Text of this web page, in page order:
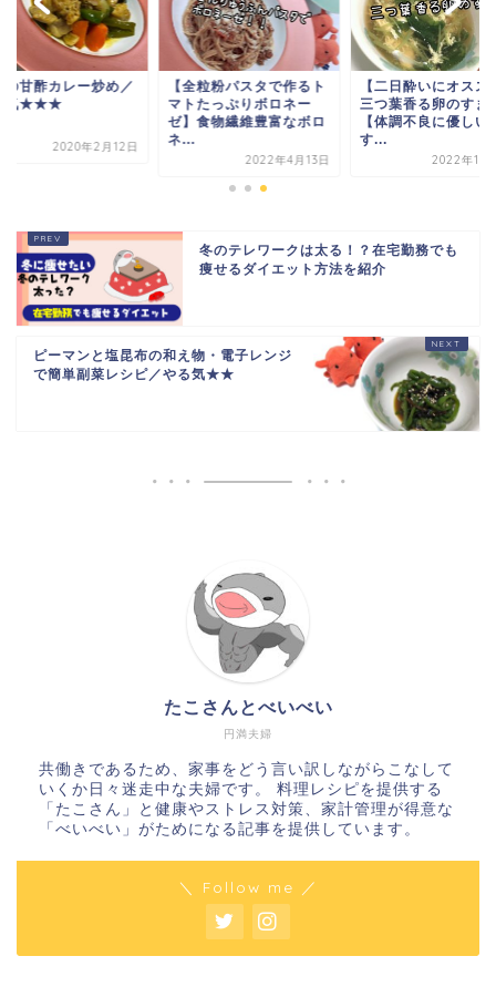
の甘酢カレー炒め／
気★★★
2020年2月12日
【全粒粉パスタで作るト
マトたっぷりボロネー
ゼ】食物繊維豊富なボロ
ネ...
2022年4月13日
【二日酔いにオスス
三つ葉香る卵のすま
【体調不良に優しい
す...
2022年11
冬のテレワークは太る！？在宅勤務でも
痩せるダイエット方法を紹介
ピーマンと塩昆布の和え物・電子レンジ
で簡単副菜レシピ／やる気★★
円満夫婦
たこさんとべいべい
共働きであるため、家事をどう言い訳しながらこなして
いくか日々迷走中な夫婦です。 料理レシピを提供する
「たこさん」と健康やストレス対策、家計管理が得意な
「べいべい」がためになる記事を提供しています。
＼ Follow me ／